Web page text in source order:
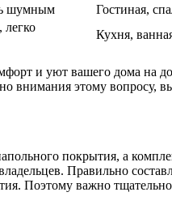
шумным
Гостиная,
легко
Кухня,
и уют вашего дома на
внимания этому вопросу,
покрытия, а
Правильно
Поэтому важно